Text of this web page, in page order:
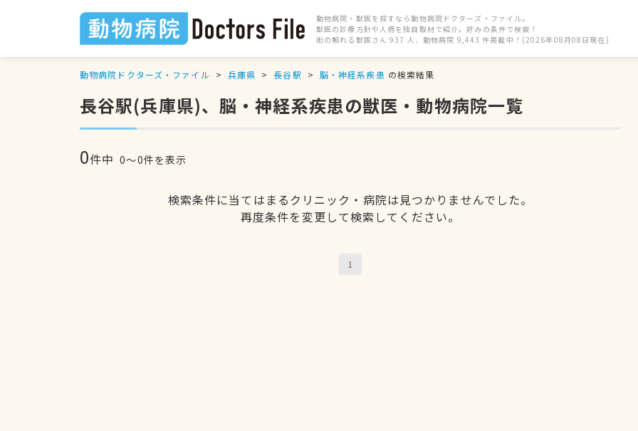
動物病院・獣医を探すなら動物病院ドクターズ・ファイル。
獣医の診療方針や人柄を独自取材で紹介。好みの条件で検索！
街の頼れる獣医さん 937 人、動物病院 9,443 件掲載中！(2026年08月08日現在)
動物病院ドクターズ・ファイル 兵庫県 長谷駅 脳・神経系疾患 の検索結果
長谷駅(兵庫県)、脳・神経系疾患の獣医・動物病院一覧
0件中 0〜0件を表示
検索条件に当てはまるクリニック・病院は見つかりませんでした。
再度条件を変更して検索してください。
1